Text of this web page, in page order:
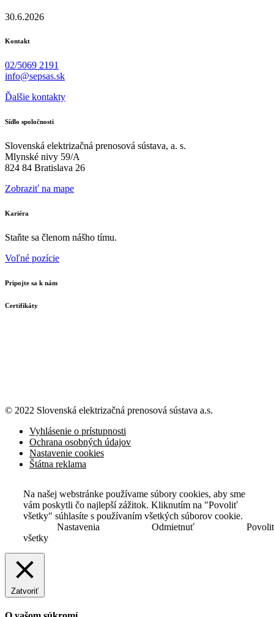
30.6.2026
Kontakt
02/5069 2191
info@sepsas.sk
Ďalšie kontakty
Sídlo spoločnosti
Slovenská elektrizačná prenosová sústava, a. s.
Mlynské nivy 59/A
824 84 Bratislava 26
Zobraziť na mape
Kariéra
Staňte sa členom nášho tímu.
Voľné pozície
Pripojte sa k nám
Certifikáty
© 2022 Slovenská elektrizačná prenosová sústava a.s.
Vyhlásenie o prístupnosti
Ochrana osobných údajov
Nastavenie cookies
Štátna reklama
Na našej webstránke používame súbory cookies, aby sme
vám poskytli čo najlepší zážitok. Kliknutím na "Povoliť
všetky" súhlasíte s používaním všetkých súborov cookie.
Nastavenia
Odmietnuť
všetky
Zatvoriť